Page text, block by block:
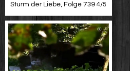
Sturm der Liebe, Folge 739 4/5